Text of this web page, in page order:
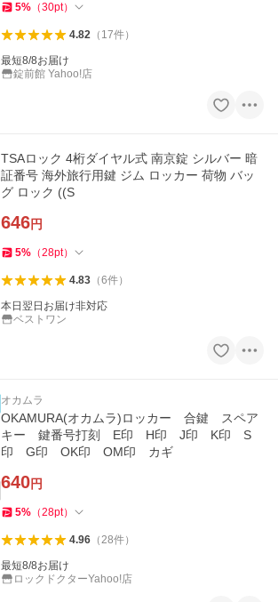
5% （30pt）
4.82（ 17件）
最短8/8お届け
錠前館 Yahoo!店
TSAロック 4桁ダイヤル式 南京錠 シルバー 暗
証番号 海外旅行用鍵 ジム ロッカー 荷物 バッ
グ ロック ((S
646円
5% （28pt）
4.83（6件）
本日翌日お届け非対応
ベストワン
オカムラ
OKAMURA(オカムラ)ロッカー 合鍵 スペア
キー 鍵番号打刻 E印 H印 J印 K印 S
印 G印 OK印 OM印 カギ
640円
5% （28pt）
4.96（28件）
最短8/8お届け
ロックドクターYahoo!店